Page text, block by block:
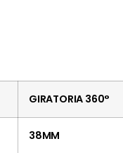
GIRATORIA 360°
38MM